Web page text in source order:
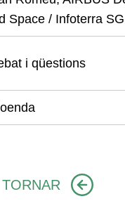
Space / Infoterra
i qüestions
TORNAR